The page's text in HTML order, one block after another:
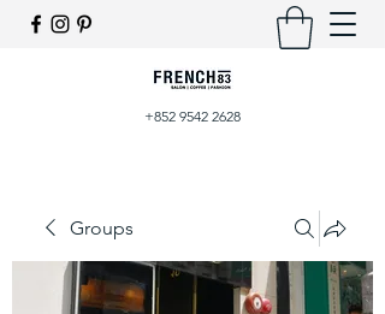
+852 9542 2628
Groups